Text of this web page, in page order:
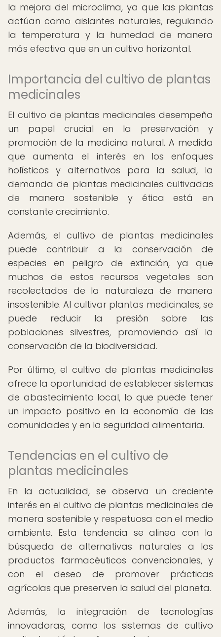
la mejora del microclima, ya que las plantas
actúan como aislantes naturales, regulando
la temperatura y la humedad de manera
más efectiva que en un cultivo horizontal.
Importancia del cultivo de plantas
medicinales
El cultivo de plantas medicinales desempeña
un papel crucial en la preservación y
promoción de la medicina natural. A medida
que aumenta el interés en los enfoques
holísticos y alternativos para la salud, la
demanda de plantas medicinales cultivadas
de manera sostenible y ética está en
constante crecimiento.
Además, el cultivo de plantas medicinales
puede contribuir a la conservación de
especies en peligro de extinción, ya que
muchos de estos recursos vegetales son
recolectados de la naturaleza de manera
insostenible. Al cultivar plantas medicinales, se
puede reducir la presión sobre las
poblaciones silvestres, promoviendo así la
conservación de la biodiversidad.
Por último, el cultivo de plantas medicinales
ofrece la oportunidad de establecer sistemas
de abastecimiento local, lo que puede tener
un impacto positivo en la economía de las
comunidades y en la seguridad alimentaria.
Tendencias en el cultivo de
plantas medicinales
En la actualidad, se observa un creciente
interés en el cultivo de plantas medicinales de
manera sostenible y respetuosa con el medio
ambiente. Esta tendencia se alinea con la
búsqueda de alternativas naturales a los
productos farmacéuticos convencionales, y
con el deseo de promover prácticas
agrícolas que preserven la salud del planeta.
Además, la integración de tecnologías
innovadoras, como los sistemas de cultivo